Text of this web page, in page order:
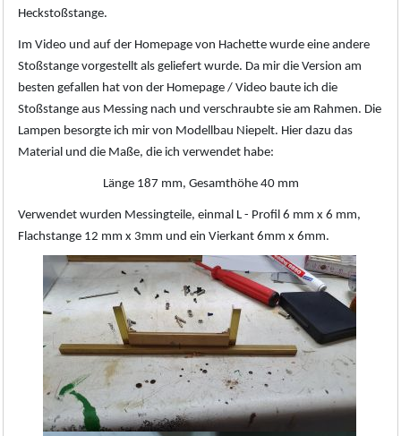
Heckstoßstange.
Im Video und auf der Homepage von Hachette wurde eine andere
Stoßstange vorgestellt als geliefert wurde. Da mir die Version am
besten gefallen hat von der Homepage / Video baute ich die
Stoßstange aus Messing nach und verschraubte sie am Rahmen. Die
Lampen besorgte ich mir von Modellbau Niepelt. Hier dazu das
Material und die Maße, die ich verwendet habe:
Länge 187 mm, Gesamthöhe 40 mm
Verwendet wurden Messingteile, einmal L - Profil 6 mm x 6 mm,
Flachstange 12 mm x 3mm und ein Vierkant 6mm x 6mm.